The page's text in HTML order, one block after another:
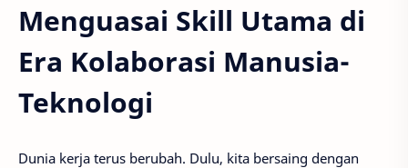
Menguasai Skill Utama di
Era Kolaborasi Manusia-
Teknologi
Dunia kerja terus berubah. Dulu, kita bersaing dengan